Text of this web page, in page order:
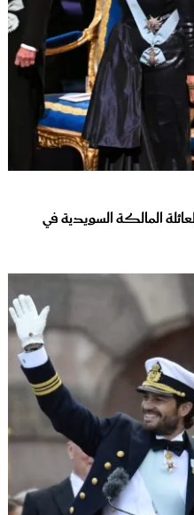
المالكة السويدية في